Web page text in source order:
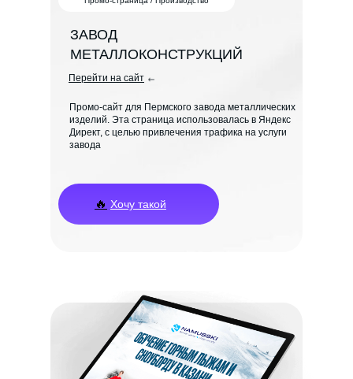
ЗАВОД
МЕТАЛЛОКОНСТРУКЦИЙ
Промо-сайт для Пермского завода металлических
изделий. Эта страница использовалась в Яндекс
Директ, с целью привлечения трафика на услуги
завода
🔥 Хочу такой
Перейти на сайт